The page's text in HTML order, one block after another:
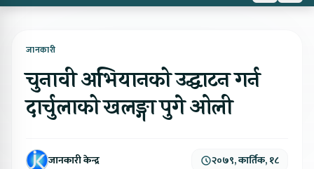
जानकारी
चुनावी अभियानको उद्घाटन गर्न
दार्चुलाको खलङ्गा पुगे ओली
जानकारी केन्द्र २०७९, कार्तिक, १८